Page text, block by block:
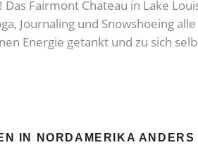
Fairmont Chateau in Lake
Journaling und Snowshoeing alle
Energie getankt und zu sich
IN NORDAMERIKA ANDERS